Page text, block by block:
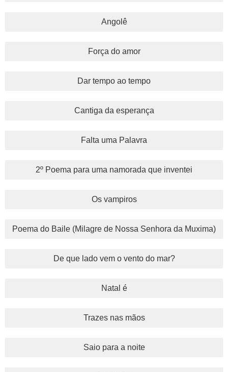
Angolê
Força do amor
Dar tempo ao tempo
Cantiga da esperança
Falta uma Palavra
2º Poema para uma namorada que inventei
Os vampiros
Poema do Baile (Milagre de Nossa Senhora da Muxima)
De que lado vem o vento do mar?
Natal é
Trazes nas mãos
Saio para a noite